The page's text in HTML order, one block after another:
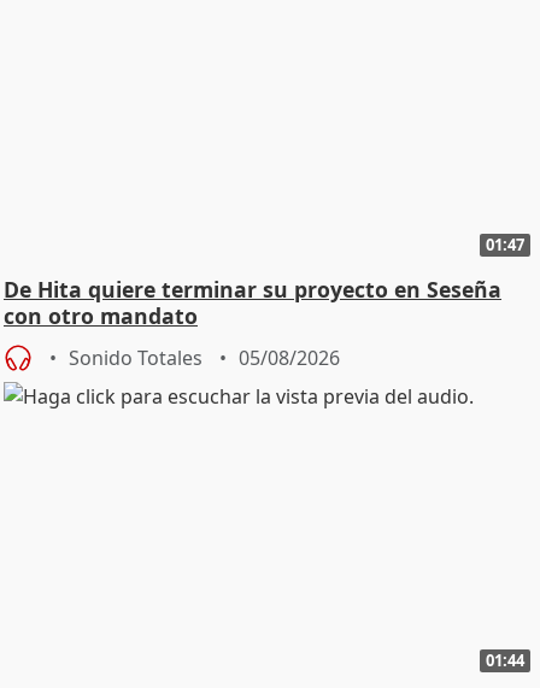
01:47
De Hita quiere terminar su proyecto en Seseña
con otro mandato
Sonido Totales 05/08/2026
01:44